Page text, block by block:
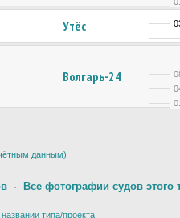
Утёс
Волгарь-24
данным)
· Все фотографии судов этого
типа/проекта